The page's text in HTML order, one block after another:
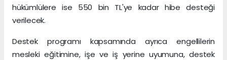
hükümlülere ise 550 bin TL'ye kadar hibe desteği
verilecek.
Destek programı kapsamında ayrıca engellilerin
mesleki eğitimine, işe ve iş yerine uyumuna, destek